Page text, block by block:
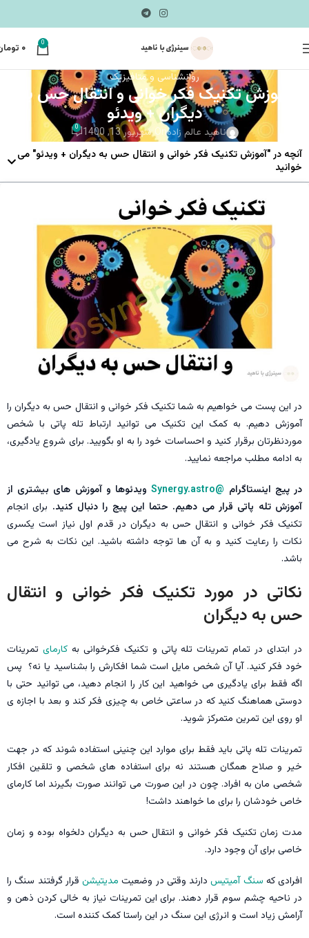
0 ۰
روانشناسی و متافیزیک
آموزش تکنیک فکر خوانی و انتقال حس به
دیگران + ویدئو
ناهید عالم زادهOn شهریور 13, 1400 0
آنچه در "آموزش تکنیک فکر خوانی و انتقال حس به دیگران + ویدئو" می
خوانید
در این پست می خواهیم به شما تکنیک فکر خوانی و انتقال حس به دیگران را
آموزش دهیم. به کمک این تکنیک می توانید ارتباط تله پاتی با شخص
موردنظرتان برقرار کنید و احساسات خود را به او بگویید. برای شروع یادگیری،
به ادامه مطلب مراجعه نمایید.
در پیج اینستاگرام @Synergy.astro
ویدئوها و آموزش های بیشتری از
آموزش تله پاتی قرار می دهیم. حتما این پیج را دنبال کنید. برای انجام
تکنیک فکر خوانی و انتقال حس به دیگران در قدم اول نیاز است یکسری
نکات را رعایت کنید و به آن ها توجه داشته باشید. این نکات به شرح می
باشد.
نکاتی در مورد تکنیک فکر خوانی و انتقال
حس به دیگران
در ابتدای در تمام تمرینات تله پاتی و تکنیک فکرخوانی به کارمای تمرینات
خود فکر کنید. آیا آن شخص مایل است شما افکارش را بشناسید یا نه؟ پس
اگه فقط برای یادگیری می خواهید این کار را انجام دهید، می توانید حتی با
دوستی هماهنگ کنید که در ساعتی خاص به چیزی فکر کند و بعد با اجازه ی
او روی این تمرین متمرکز شوید.
تمرینات تله پاتی باید فقط برای موارد این چنینی استفاده شوند که در جهت
خیر و صلاح همگان هستند نه برای استفاده های شخصی و تلقین افکار
شخصی مان به افراد. چون در این صورت می توانند صورت بگیرند اما کارمای
خاص خودشان را برای ما خواهند داشت!
مدت زمان تکنیک فکر خوانی و انتقال حس به دیگران دلخواه بوده و زمان
خاصی برای آن وجود دارد.
افرادی که سنگ آمیتیسدارند وقتی در وضعیت مدیتیشن قرار گرفتند سنگ را
در ناحیه چشم سوم قرار دهند. برای این تمرینات نیاز به خالی کردن ذهن و
آرامش زیاد است و انرژی این سنگ در این راستا کمک کننده است.